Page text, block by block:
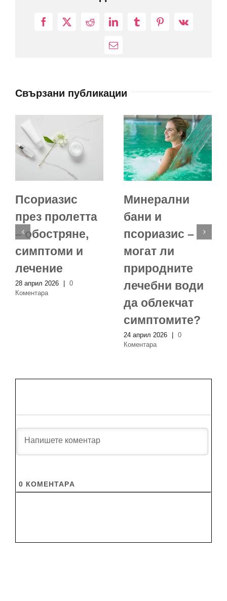
Facebook
X RedditLinkedInTumblrPinterest
Vk
Електронна
Свързани публикации
Псориазис
през пролетта
– обостряне,
симптоми и
лечение
28 април 2026
0
Коментара
Минерални
бани и
псориазис –
могат ли
природните
лечебни води
да облекчат
симптомите?
24 април 2026
0
Коментара
0 КОМЕНТАРA